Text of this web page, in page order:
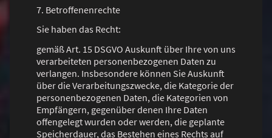
7. Betroffenenrechte
Sie haben das Recht:
gemäß Art. 15 DSGVO Auskunft über Ihre von uns
verarbeiteten personenbezogenen Daten zu
verlangen. Insbesondere können Sie Auskunft
über die Verarbeitungszwecke, die Kategorie der
personenbezogenen Daten, die Kategorien von
Empfängern, gegenüber denen Ihre Daten
offengelegt wurden oder werden, die geplante
Speicherdauer, das Bestehen eines Rechts auf